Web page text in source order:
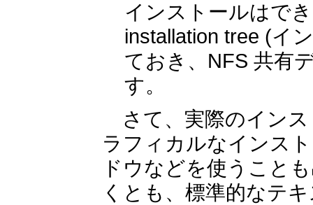
インストールはで
installation tree (イ
ておき、NFS 共有
す。
さて、実際のインス
ラフィカルなインス
ドウなどを使うこと
くとも、標準的なテ